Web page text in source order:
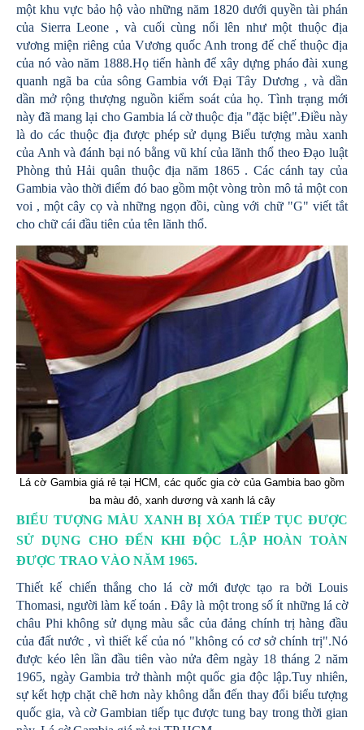
một khu vực bảo hộ vào những năm 1820 dưới quyền tài phán
của Sierra Leone , và cuối cùng nổi lên như một thuộc địa
vương miện riêng của Vương quốc Anh trong đế chế thuộc địa
của nó vào năm 1888.Họ tiến hành để xây dựng pháo đài xung
quanh ngã ba của sông Gambia với Đại Tây Dương , và dần
dần mở rộng thượng nguồn kiểm soát của họ. Tình trạng mới
này đã mang lại cho Gambia lá cờ thuộc địa "đặc biệt".Điều này
là do các thuộc địa được phép sử dụng Biểu tượng màu xanh
của Anh và đánh bại nó bằng vũ khí của lãnh thổ theo Đạo luật
Phòng thủ Hải quân thuộc địa năm 1865 . Các cánh tay của
Gambia vào thời điểm đó bao gồm một vòng tròn mô tả một con
voi , một cây cọ và những ngọn đồi, cùng với chữ "G" viết tắt
cho chữ cái đầu tiên của tên lãnh thổ.
Lá cờ Gambia giá rẻ tại HCM, các quốc gia cờ của Gambia bao gồm
ba màu đỏ, xanh dương và xanh lá cây
BIỂU TƯỢNG MÀU XANH BỊ XÓA TIẾP TỤC ĐƯỢC
SỬ DỤNG CHO ĐẾN KHI ĐỘC LẬP HOÀN TOÀN
ĐƯỢC TRAO VÀO NĂM 1965.
Thiết kế chiến thắng cho lá cờ mới được tạo ra bởi Louis
Thomasi, người làm kế toán . Đây là một trong số ít những lá cờ
châu Phi không sử dụng màu sắc của đảng chính trị hàng đầu
của đất nước , vì thiết kế của nó "không có cơ sở chính trị".Nó
được kéo lên lần đầu tiên vào nửa đêm ngày 18 tháng 2 năm
1965, ngày Gambia trở thành một quốc gia độc lập.Tuy nhiên,
sự kết hợp chặt chẽ hơn này không dẫn đến thay đổi biểu tượng
quốc gia, và cờ Gambian tiếp tục được tung bay trong thời gian